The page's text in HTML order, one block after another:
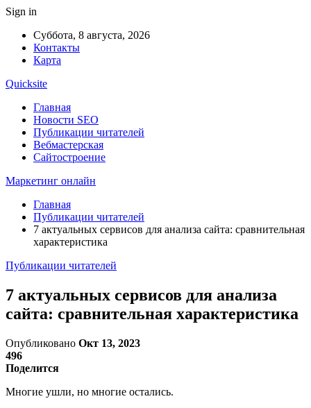
Sign in
Суббота, 8 августа, 2026
Контакты
Карта
Quicksite
Главная
Новости SEO
Публикации читателей
Вебмастерская
Сайтостроение
Маркетинг онлайн
Главная
Публикации читателей
7 актуальных сервисов для анализа сайта: сравнительная
характеристика
Публикации читателей
7 актуальных сервисов для анализа
сайта: сравнительная характеристика
Опубликовано Окт 13, 2023
496
Поделится
Многие ушли, но многие остались.